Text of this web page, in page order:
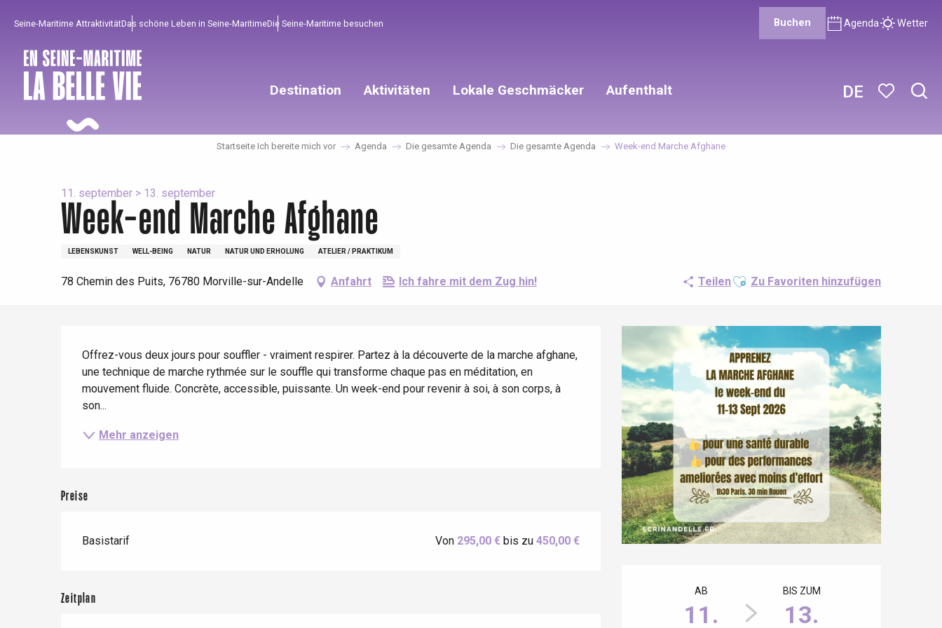
principal
DE
Seine-Maritime AttraktivitätDas schöne Leben in Seine-MaritimeDie Seine-Maritime besuchen Buchen Agenda Wetter
Destination Aktivitäten
Um zu profitieren
Die gesamte Agenda
Mit den Kindern
Unter Freunden
Lokale Geschmäcker
Unumgänglich
Trendige Orte
Aussicht
Aufenthalt
Gut aus der Heimat !
Aufenthalte am Meer
Fahrradaufenthalte
Startseite Ich bereite mich vor Agenda Die gesamte Agenda Die gesamte Agenda Week-end Marche Afghane
11. september > 13. september
Week-end Marche Afghane
LEBENSKUNST WELL-BEING NATUR NATUR UND ERHOLUNG ATELIER / PRAKTIKUM
78 Chemin des Puits, 76780 Morville-sur-Andelle Anfahrt Ich fahre mit dem Zug hin! TeilenAjouter aux favoris
Zu Favoriten hinzufügen
Öffnungszeiten & Kontaktdaten
AB
11.
BIS ZUM
13.
Beschreibung
Offrez-vous deux jours pour souffler - vraiment respirer. Partez à la découverte de la marche afghane,
une technique de marche rythmée sur le souffle qui transforme chaque pas en méditation, en
mouvement fluide. Concrète, accessible, puissante. Un week-end pour revenir à soi, à son corps, à
son...
Mehr anzeigen
Preise
Basistarif Von 295,00 € bis zu450,00 €
Zeitplan